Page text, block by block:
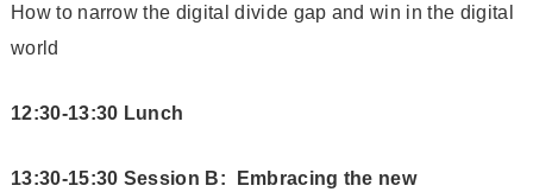
How to narrow the digital divide gap and win in the digital
world
12:30-13:30 Lunch
13:30-15:30 Session B: Embracing the new